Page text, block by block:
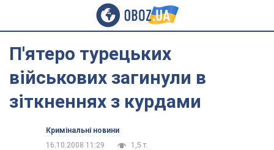
П'ятеро турецьких
військових загинули в
зіткненнях з курдами
Кримінальні новини
16.10.2008 11:29
1,5 т.